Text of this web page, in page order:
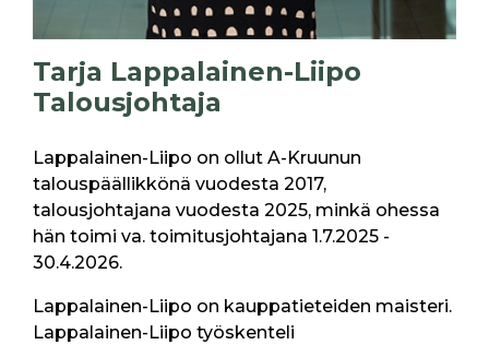
Tarja Lappalainen-Liipo
Talousjohtaja
Lappalainen-Liipo on ollut A-Kruunun
talouspäällikkönä vuodesta 2017,
talousjohtajana vuodesta 2025, minkä ohessa
hän toimi va. toimitusjohtajana 1.7.2025 -
30.4.2026.
Lappalainen-Liipo on kauppatieteiden maisteri.
Lappalainen-Liipo työskenteli